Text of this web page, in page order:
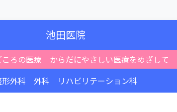
池田医院
ころの医療 からだにやさしい医療をめざして
形外科 外科 リハビリテーション科